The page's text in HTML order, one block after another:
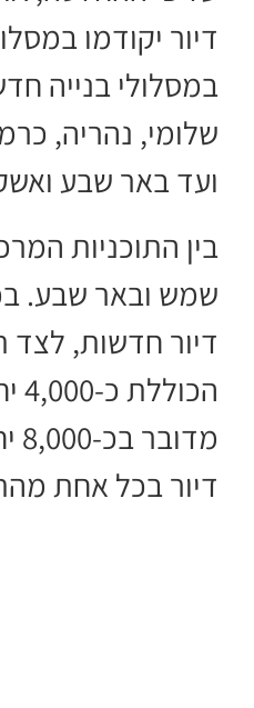
במסלולי בנייה
שלומי, נהריה,
ועד באר שבע
בין התוכניות
דיור חדשות, לצד
דיור בכל אחת